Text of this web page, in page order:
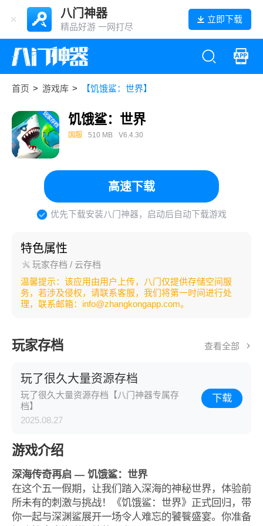
八门神器
精品好游 一网打尽
立即下载
首页 > 游戏库 > 【饥饿鲨：世界】
饥饿鲨：世界
国服 510 MB V6.4.30
高速下载
优先下载安装八门神器，启动后自动下载游戏
特色属性
玩家存档 / 云存档
温馨提示：该应用由用户上传，八门仅提供存储空间服
务，若涉及侵权，请联系客服，我们将第一时间进行处
理，联系邮箱：info@zhangkongapp.com。
玩家存档 查看全部
玩了很久大量资源存档
玩了很久大量资源存档【八门神器专属存
档】
2025.08.27
下载
游戏介绍
深海传奇再启 — 饥饿鲨：世界
在这个五一假期，让我们踏入深海的神秘世界，体验前
所未有的刺激与挑战！《饥饿鲨：世界》正式回归，带
你一起与深渊鲨展开一场令人难忘的饕餮盛宴。你准备